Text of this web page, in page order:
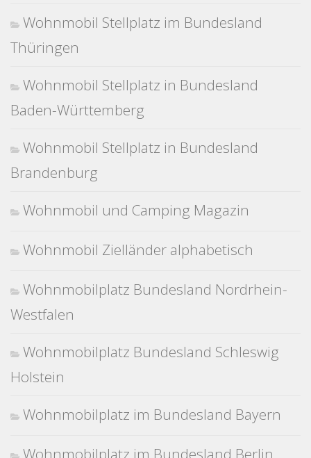
Wohnmobil Stellplatz im Bundesland
Thüringen
Wohnmobil Stellplatz in Bundesland
Baden-Württemberg
Wohnmobil Stellplatz in Bundesland
Brandenburg
Wohnmobil und Camping Magazin
Wohnmobil Zielländer alphabetisch
Wohnmobilplatz Bundesland Nordrhein-
Westfalen
Wohnmobilplatz Bundesland Schleswig
Holstein
Wohnmobilplatz im Bundesland Bayern
Wohnmobilplatz im Bundesland Berlin